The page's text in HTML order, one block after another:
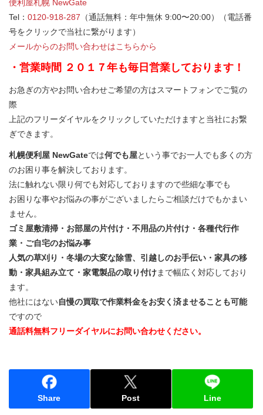
便利屋札幌 NewGate
Tel： 0120-918-287 （通話無料：年中無休 9:00〜20:00）（電話番
号をクリックで当社に繋がります）
メールからのお問い合わせはこちらから
・営業時間 ２０１７年も毎日営業しております！
お急ぎの方やお問い合わせご希望の方はスマートフォンでご覧の
際
上記のフリーダイヤルをクリックしていただけますと当社にお繋
ぎできます。
札幌便利屋 NewGateでは何でも屋という事でお一人でも多くの方
のお困り事を解決しております。
法に触れない限り何でも対応しておりますので些細な事でも
お困りな事やお悩みの事がございましたらご相談だけでもかまい
ません。
ゴミ屋敷清掃・お部屋の片付け・不用品の片付け・各種代行作
業・ご自宅のお悩み事
人気の草刈り・冬場の大変な除雪、引越しのお手伝い・家具の移
動・家具組み立て・家電製品の取り付けまで幅広く対応しており
ます。
他社にはない自慢の買取で作業料金をお安く済ませることも可能
ですので
通話料無料フリーダイヤルにお問い合わせください。
Share Post Line